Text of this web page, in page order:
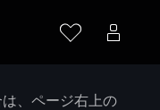
、ページ右上の